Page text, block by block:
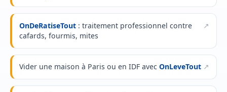
OnDeRatiseTout: traitement professionnel contre
cafards, fourmis, mites
Vider une maison à Paris ou en IDF avec OnLeveTout